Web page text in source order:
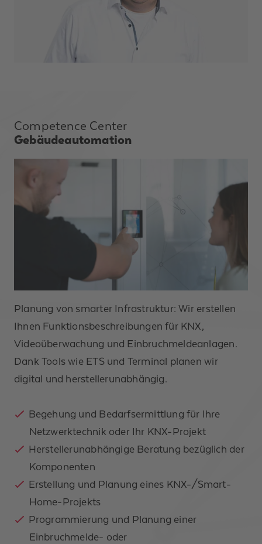
Nachname *
Unternehmen
Telefonnummer
Competence Center
Gebäudeautomation
Planung von smarter Infrastruktur: Wir erstellen
Ihnen Funktionsbeschreibungen für KNX,
Videoüberwachung und Einbruchmeldeanlagen.
Dank Tools wie ETS und Terminal planen wir
digital und herstellerunabhängig.
Begehung und Bedarfsermittlung für Ihre
Netzwerktechnik oder Ihr KNX-Projekt
Herstellerunabhängige Beratung bezüglich der
Komponenten
Erstellung und Planung eines KNX-/Smart-
Home-Projekts
Programmierung und Planung einer
Einbruchmelde- oder